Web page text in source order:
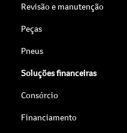
Revisão e manutenção
Peças
Pneus
Soluções financeiras
Consórcio
Financiamento